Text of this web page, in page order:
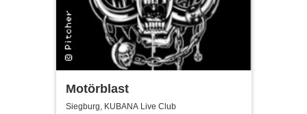
Motörblast
Siegburg, KUBANA Live Club